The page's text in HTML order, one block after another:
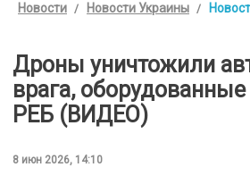
Новости Новости Украины
Дроны уничтожили
врага,
РЕБ (ВИДЕО)
8 июн 2026, 14:10